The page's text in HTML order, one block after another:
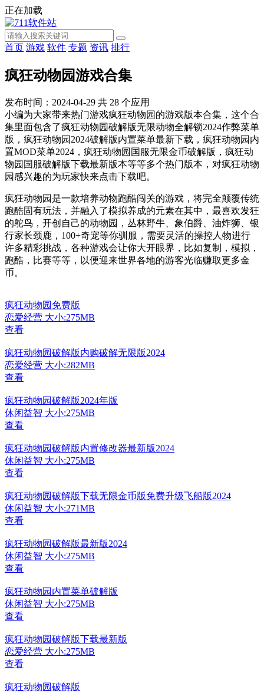
正在加载
首页 游戏 软件 专题 资讯 排行
疯狂动物园游戏合集
发布时间：2024-04-29 共 28 个应用
小编为大家带来热门游戏疯狂动物园的游戏版本合集，这个合
集里面包含了疯狂动物园破解版无限动物全解锁2024作弊菜单
版，疯狂动物园2024破解版内置菜单最新下载，疯狂动物园内
置MOD菜单2024，疯狂动物园国服无限金币破解版，疯狂动
物园国服破解版下载最新版本等等多个热门版本，对疯狂动物
园感兴趣的为玩家快来点击下载吧。
疯狂动物园是一款培养动物跑酷闯关的游戏，将完全颠覆传统
跑酷固有玩法，并融入了模拟养成的元素在其中，最喜欢发狂
的鸵鸟，开创自己的动物园，丛林野牛、象伯爵、油炸狮、银
行家长颈鹿，100+奇宠等你驯服，需要灵活的操控人物进行
许多精彩挑战，各种游戏会让你大开眼界，比如复制，模拟，
跑酷，比赛等等，以便迎来世界各地的游客光临赚取更多金
币。
疯狂动物园免费版
恋爱经营 大小:275MB
查看
疯狂动物园破解版内购破解无限版2024
恋爱经营 大小:282MB
查看
疯狂动物园破解版2024年版
休闲益智 大小:275MB
查看
疯狂动物园破解版内置修改器最新版2024
休闲益智 大小:275MB
查看
疯狂动物园破解版下载无限金币版免费升级飞船版2024
休闲益智 大小:271MB
查看
疯狂动物园破解版最新版2024
休闲益智 大小:275MB
查看
疯狂动物园内置菜单破解版
休闲益智 大小:275MB
查看
疯狂动物园破解版下载最新版
恋爱经营 大小:275MB
查看
疯狂动物园破解版